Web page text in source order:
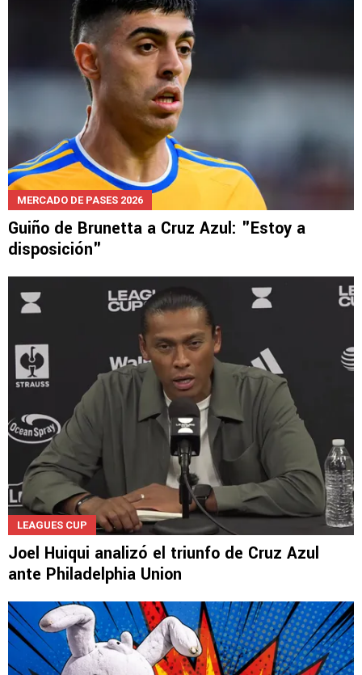
MERCADO DE PASES 2026
Guiño de Brunetta a Cruz Azul: "Estoy a
disposición"
LEAGUES CUP
Joel Huiqui analizó el triunfo de Cruz Azul
ante Philadelphia Union